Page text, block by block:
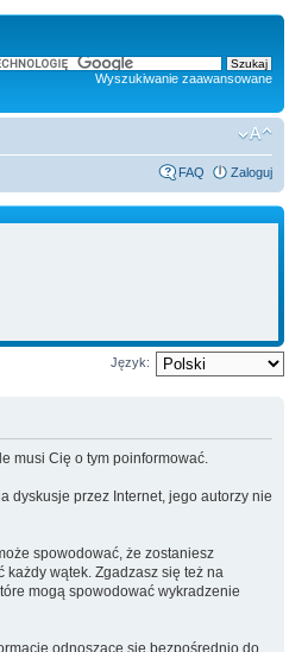
Wyszukiwanie zaawansowane
FAQ Zaloguj
Język:
musi Cię o tym poinformować.
dyskusje przez Internet, jego autorzy nie
spowodować, że zostaniesz
wątek. Zgadzasz się też na
mogą spowodować wykradzenie
odnoszące się bezpośrednio do